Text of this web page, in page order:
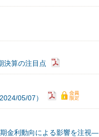
決算の注目点
05/07）
金利動向による影響を注視―